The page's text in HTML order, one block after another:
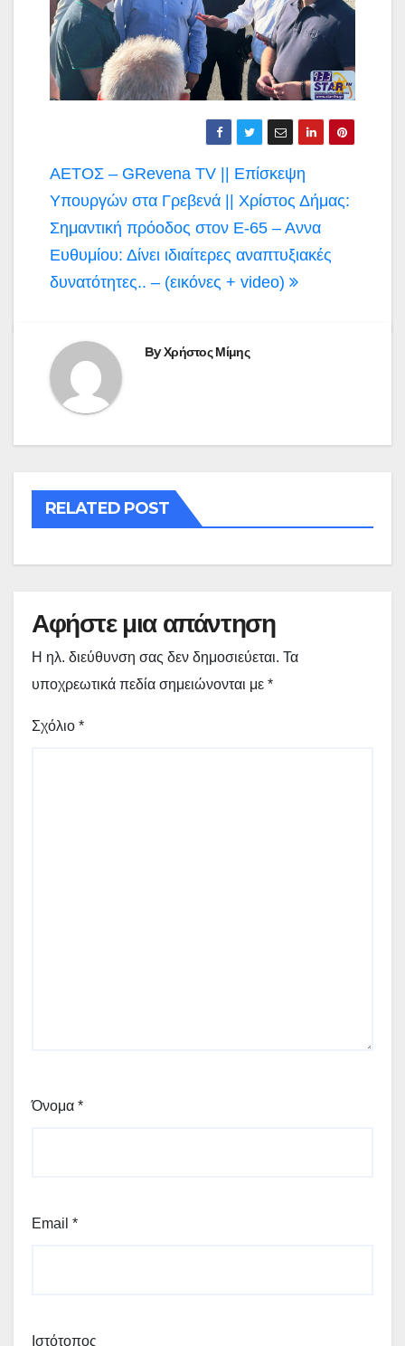
Πλοήγηση
άρθρων
ΑΕΤΟΣ – GRevena TV || Επίσκεψη
Υπουργών στα Γρεβενά || Χρίστος Δήμας:
Σημαντική πρόοδος στον Ε-65 – Αννα
Ευθυμίου: Δίνει ιδιαίτερες αναπτυξιακές
δυνατότητες.. – (εικόνες + video)
ByΧρήστος Μίμης
RELATED POST
Αφήστε μια απάντηση
Η ηλ. διεύθυνση σας δεν δημοσιεύεται. Τα
υποχρεωτικά πεδία σημειώνονται με *
Σχόλιο *
Όνομα *
Email *
Ιστότοπος